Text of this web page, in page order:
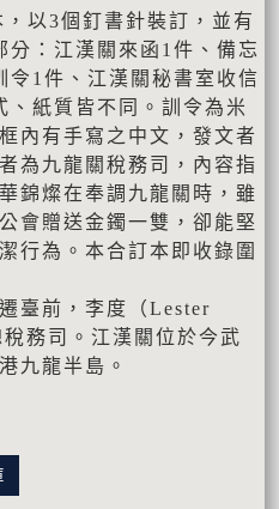
以3個釘書針裝訂，並有
：江漢關來函1件、備忘
令1件、江漢關秘書室收信
、紙質皆不同。訓令為米
內有手寫之中文，發文者
為九龍關稅務司，內容指
錦燦在奉調九龍關時，雖
會贈送金鐲一雙，卻能堅
行為。本合訂本即收錄圍
臺前，李度（Lester
務司。江漢關位於今武
九龍半島。